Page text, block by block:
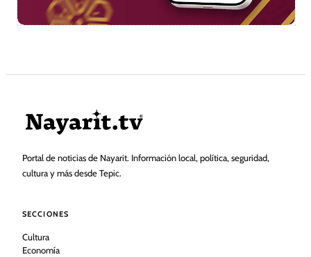
Portal de noticias de Nayarit. Información local, política, seguridad,
cultura y más desde Tepic.
SECCIONES
Cultura
Economía